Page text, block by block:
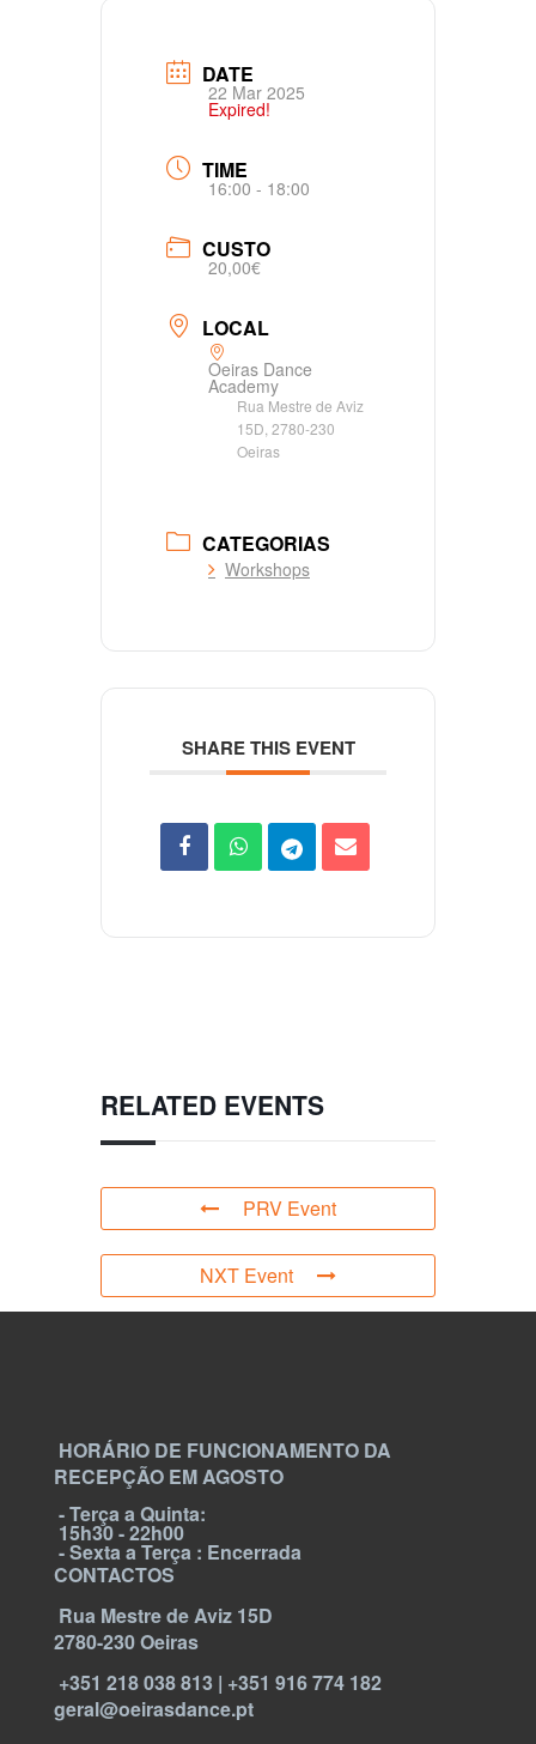
DATE
22 Mar 2025
Expired!
TIME
16:00 - 18:00
CUSTO
20,00€
LOCAL
Oeiras Dance
Academy
Rua Mestre de Aviz
15D, 2780-230
Oeiras
CATEGORIAS
Workshops
SHARE THIS EVENT
RELATED EVENTS
PRV Event
NXT Event
HORÁRIO DE FUNCIONAMENTO DA
RECEPÇÃO EM AGOSTO
- Terça a Quinta:
15h30 - 22h00
- Sexta a Terça : Encerrada
CONTACTOS
Rua Mestre de Aviz 15D
2780-230 Oeiras
+351 218 038 813 | +351 916 774 182
geral@oeirasdance.pt